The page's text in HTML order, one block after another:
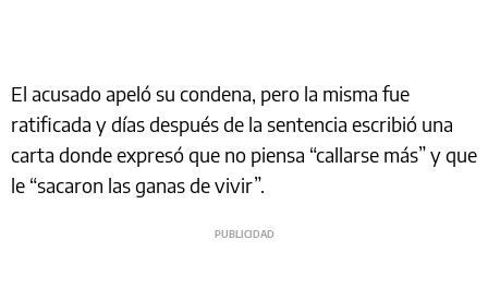
El acusado apeló su condena, pero la misma fue
ratificada y días después de la sentencia escribió una
carta donde expresó que no piensa “callarse más” y que
le “sacaron las ganas de vivir”.